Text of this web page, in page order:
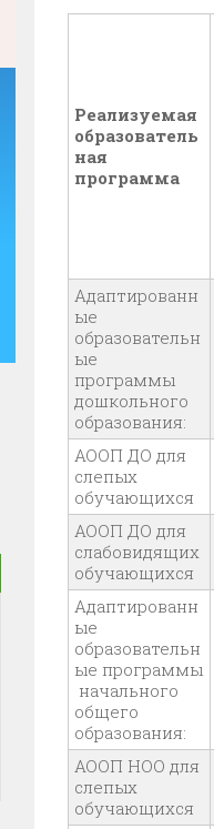
Реализуемая
образователь
ная
программа
Адаптированн
ые
образовательн
ые
программы
дошкольного
образования:
АООП ДО для
слепых
обучающихся
АООП ДО для
слабовидящих
обучающихся
Адаптированн
ые
образовательн
ые программы
начального
общего
образования:
АООП НОО для
слепых
обучающихся